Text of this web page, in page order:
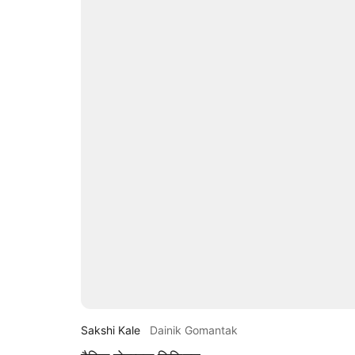
Sakshi Kale Dainik Gomantak